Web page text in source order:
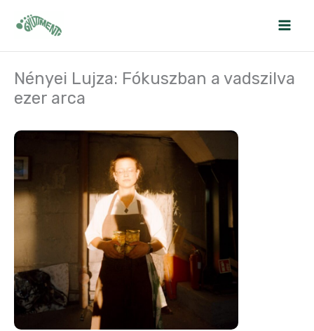
Nényei Lujza: Fókuszban a vadszilva
ezer arca